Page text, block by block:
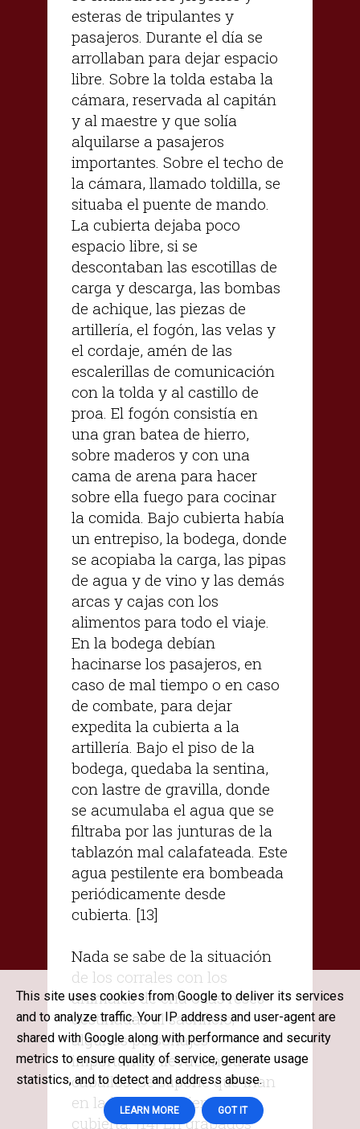
esteras de tripulantes y
pasajeros. Durante el día se
arrollaban para dejar espacio
libre. Sobre la tolda estaba la
cámara, reservada al capitán
y al maestre y que solía
alquilarse a pasajeros
importantes. Sobre el techo de
la cámara, llamado toldilla, se
situaba el puente de mando.
La cubierta dejaba poco
espacio libre, si se
descontaban las escotillas de
carga y descarga, las bombas
de achique, las piezas de
artillería, el fogón, las velas y
el cordaje, amén de las
escalerillas de comunicación
con la tolda y al castillo de
proa. El fogón consistía en
una gran batea de hierro,
sobre maderos y con una
cama de arena para hacer
sobre ella fuego para cocinar
la comida. Bajo cubierta había
un entrepiso, la bodega, donde
se acopiaba la carga, las pipas
de agua y de vino y las demás
arcas y cajas con los
alimentos para todo el viaje.
En la bodega debían
hacinarse los pasajeros, en
caso de mal tiempo o en caso
de combate, para dejar
expedita la cubierta a la
artillería. Bajo el piso de la
bodega, quedaba la sentina,
con lastre de gravilla, donde
se acumulaba el agua que se
filtraba por las junturas de la
tablazón mal calafateada. Este
agua pestilente era bombeada
periódicamente desde
cubierta. [13]
Nada se sabe de la situación
de los corrales con los
animales de cría o las reses
destinadas al sacrificio;
algunos personajes
importantes llevaban sus
caballos. Se supone que irían
en la bodega o bien en
cubierta. [14] En grabados
This site uses cookies from Google to deliver its services
and to analyze traffic. Your IP address and user-agent are
shared with Google along with performance and security
metrics to ensure quality of service, generate usage
statistics, and to detect and address abuse.
LEARN MORE GOT IT